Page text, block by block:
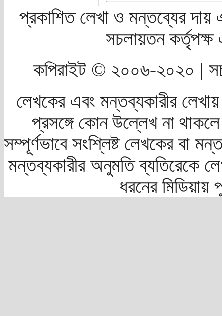
প্রকাশিত লেখা ও মন্তব্যের দায়
সচলায়তন
কপিরাইট © ২০০৬-২০২০ |
লেখকের এবং মন্তব্যকারীর
প্রসঙ্গে কোন উল্লেখ না
সম্পূর্ণভাবে সংশ্লিষ্ট লেখকের বা
মন্তব্যকারীর অনুমতি ব্যতিরেকে
ধরনের মিডিয়ায়